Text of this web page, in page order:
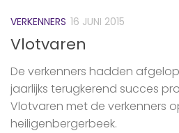
VERKENNERS 16 JUNI 2015
Vlotvaren
De verkenners hadden
jaarlijks terugkerend succes
Vlotvaren‬ met de ‎verkenners‬
heiligenbergerbeek.